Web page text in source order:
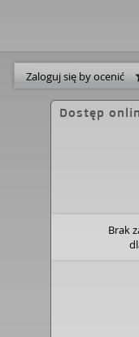
Zaloguj się by ocenić
Dostęp
Brak